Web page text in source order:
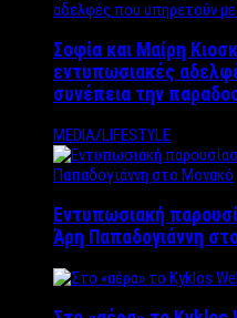
Σοφία και Μαίρη
εντυπωσιακές
συνέπεια την
MEDIA/LIFESTYLE
Εντυπωσιακή
Άρη Παπαδογιάννη